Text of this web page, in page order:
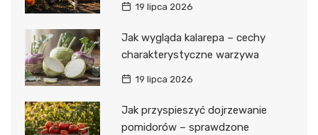
19 lipca 2026
Jak wygląda kalarepa – cechy
charakterystyczne warzywa
19 lipca 2026
Jak przyspieszyć dojrzewanie
pomidorów – sprawdzone